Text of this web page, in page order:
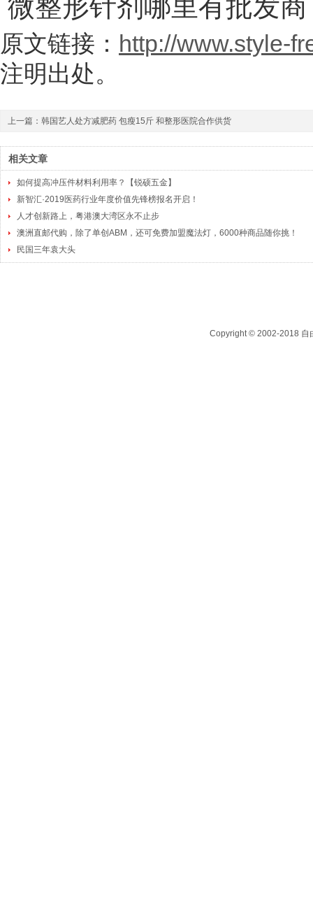
微整形针剂哪里有批发
原文链接： http://www.style-
注明出处。
上一篇： 韩国艺人处方减肥药 包瘦15斤 和整形医院合作供货
相关文章
如何提高冲压件材料利用率？【锐硕五金】
新智汇·2019医药行业年度价值先锋榜报名开启！
人才创新路上，粤港澳大湾区永不止步
澳洲直邮代购，除了单创ABM，还可免费加盟魔法灯，6000种商品随你挑！
民国三年袁大头
Copyright © 2002-2018 自